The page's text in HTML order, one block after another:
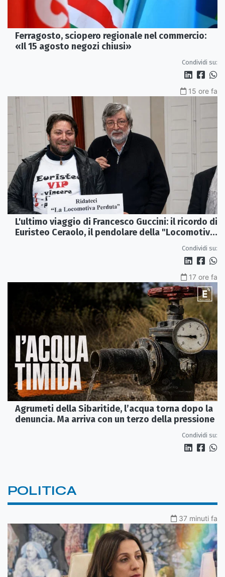
Ferragosto, sciopero regionale nel commercio:
«Il 15 agosto negozi chiusi»
Condividi su:
15 ore fa
L'ultimo viaggio di Francesco Guccini: il ricordo di
Euristeo Ceraolo, il pendolare della "Locomotiva
Condividi su:
17 ore fa
Agrumeti della Sibaritide, l’acqua torna dopo la
denuncia. Ma arriva con un terzo della pressione
Condividi su:
POLITICA
37 minuti fa